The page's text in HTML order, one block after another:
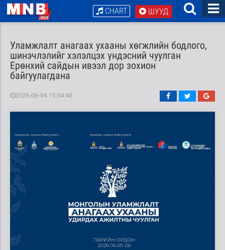
ШУУД
CHART
Уламжлалт анагаах ухааны хөгжлийн бодлого,
шинэчлэлийг хэлэлцэх үндэсний чуулган
Ерөнхий сайдын ивээл дор зохион
байгуулагдана
2026-06-04 15:54:46